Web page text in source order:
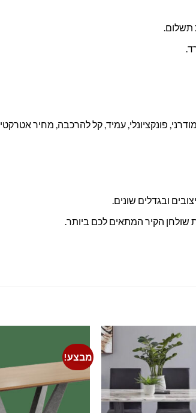
תשלום.
פונקציונלי, עמיד, קל להרכבה, מחיר
ובגדלים שונים.
שולחן הקיר המתאים לכם ביותר.
Add to
wishlist
מבצע!